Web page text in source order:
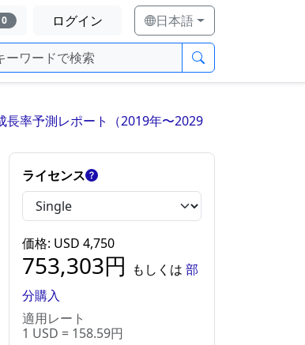
0 ログイン 日本語
長率予測レポート（2019年〜2029
ライセンス
価格: USD 4,750
753,303円 もしくは 部
分購入
適用レート
1 USD = 158.59円